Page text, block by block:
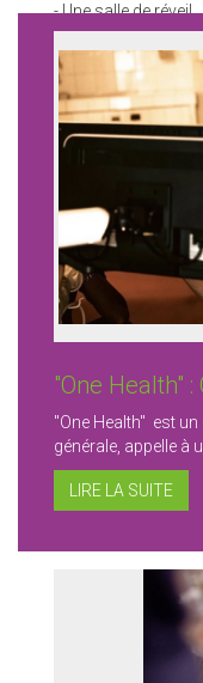
- Une salle de réveil
- Un […]
LIRE LA SUITE
"One Health"
"One Health" est
générale, appelle à
LIRE LA SUITE